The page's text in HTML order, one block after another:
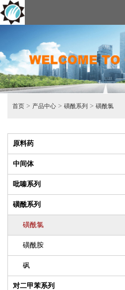
首页 > 产品中心 > 磺酰系列 > 磺酰氯
原料药
中间体
吡嗪系列
磺酰系列
磺酰氯
磺酰胺
砜
对二甲苯系列